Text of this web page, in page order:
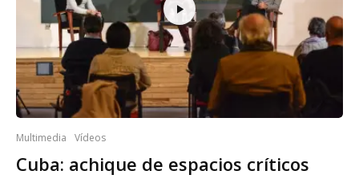
Multimedia Vídeos
Cuba: achique de espacios críticos